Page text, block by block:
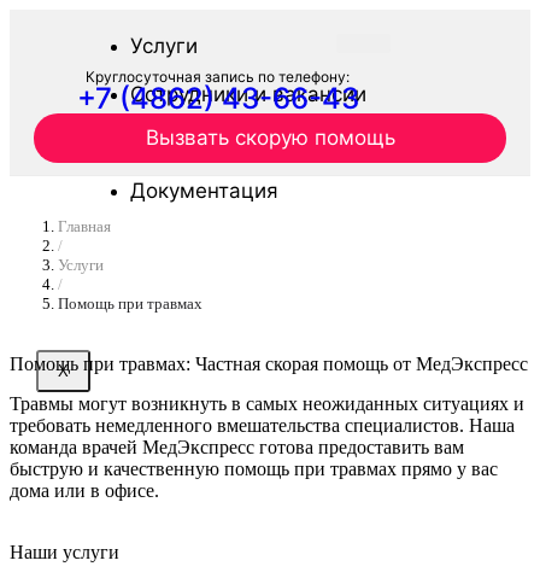
Услуги
Сотрудники и вакансии
Журнал
Документация
X
Круглосуточная запись по телефону:
+7 (4862) 43-66-43
Вызвать скорую помощь
Главная
/
Услуги
/
Помощь при травмах
Помощь при травмах: Частная скорая помощь от МедЭкспресс
Травмы могут возникнуть в самых неожиданных ситуациях и
требовать немедленного вмешательства специалистов. Наша
команда врачей МедЭкспресс готова предоставить вам
быструю и качественную помощь при травмах прямо у вас
дома или в офисе.
Наши услуги